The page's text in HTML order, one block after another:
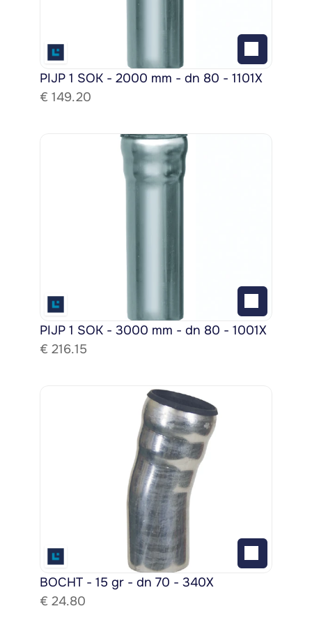
PIJP 1 SOK - 2000 mm - dn 80 - 1101X
€ 149.20
PIJP 1 SOK - 3000 mm - dn 80 - 1001X
€ 216.15
BOCHT - 15 gr - dn 70 - 340X
€ 24.80